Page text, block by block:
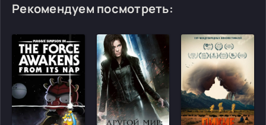
Рекомендуем посмотреть: